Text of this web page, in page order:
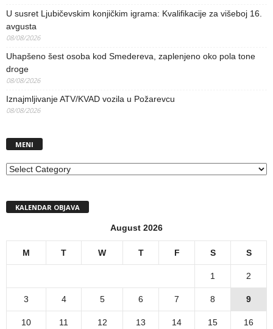
U susret Ljubičevskim konjičkim igrama: Kvalifikacije za višeboj 16.
avgusta
08/08/2026
Uhapšeno šest osoba kod Smedereva, zaplenjeno oko pola tone
droge
08/08/2026
Iznajmljivanje ATV/KVAD vozila u Požarevcu
08/08/2026
MENI
MENI
KALENDAR OBJAVA
August 2026
M T W T F S S
1 2
3 4 5 6 7 8 9
10 11 12 13 14 15 16